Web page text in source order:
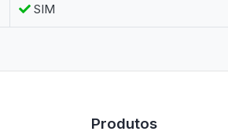
SIM
Produtos